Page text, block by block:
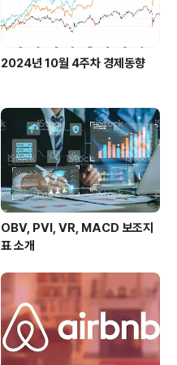
2024년 10월 4주차 경제동향
OBV, PVI, VR, MACD 보조지
표 소개